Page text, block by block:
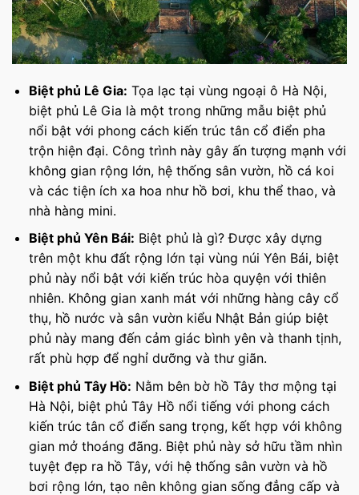
Biệt phủ Lê Gia: Tọa lạc tại vùng ngoại ô Hà Nội,
biệt phủ Lê Gia là một trong những mẫu biệt phủ
nổi bật với phong cách kiến trúc tân cổ điển pha
trộn hiện đại. Công trình này gây ấn tượng mạnh với
không gian rộng lớn, hệ thống sân vườn, hồ cá koi
và các tiện ích xa hoa như hồ bơi, khu thể thao, và
nhà hàng mini.
Biệt phủ Yên Bái: Biệt phủ là gì? Được xây dựng
trên một khu đất rộng lớn tại vùng núi Yên Bái, biệt
phủ này nổi bật với kiến trúc hòa quyện với thiên
nhiên. Không gian xanh mát với những hàng cây cổ
thụ, hồ nước và sân vườn kiểu Nhật Bản giúp biệt
phủ này mang đến cảm giác bình yên và thanh tịnh,
rất phù hợp để nghỉ dưỡng và thư giãn.
Biệt phủ Tây Hồ: Nằm bên bờ hồ Tây thơ mộng tại
Hà Nội, biệt phủ Tây Hồ nổi tiếng với phong cách
kiến trúc tân cổ điển sang trọng, kết hợp với không
gian mở thoáng đãng. Biệt phủ này sở hữu tầm nhìn
tuyệt đẹp ra hồ Tây, với hệ thống sân vườn và hồ
bơi rộng lớn, tạo nên không gian sống đẳng cấp và